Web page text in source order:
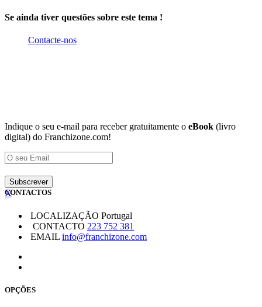
Se ainda tiver questões sobre este tema !
Contacte-nos
Indique o seu e-mail para receber gratuitamente o eBook (livro
digital) do Franchizone.com!
X
CONTACTOS
LOCALIZAÇÃO Portugal
CONTACTO 223 752 381
EMAIL info@franchizone.com
OPÇÕES